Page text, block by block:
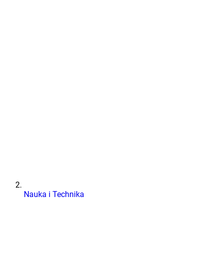
Nauka i Technika